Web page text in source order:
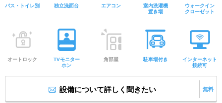
バス・トイレ別 独立洗面台 エアコン
室内洗濯機
置き場
ウォークイン
クローゼット
オートロック
TVモニター
ホン
角部屋 駐車場付き
インターネット
接続可
設備について詳しく聞きたい 無料